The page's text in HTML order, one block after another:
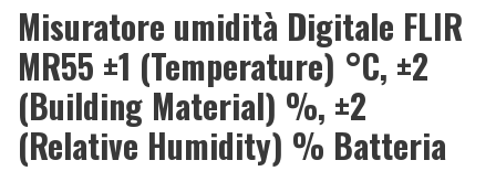
Misuratore umidità Digitale FLIR
MR55 ±1 (Temperature) °C, ±2
(Building Material) %, ±2
(Relative Humidity) % Batteria